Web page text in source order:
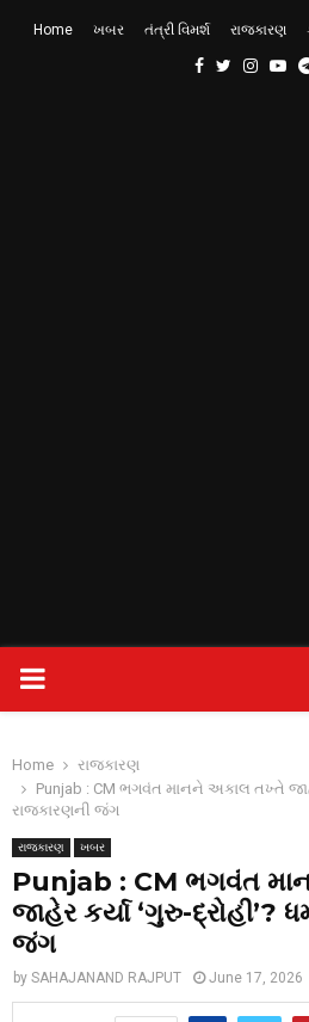
Home ખબર તંત્રી વિમર્શ રાજકારણ
Facebook
Twitter
PRIMARY
Home
રાજકારણ
Punjab : CM ભગવંત માનને અકાલ તખ્તે
રાજકારણની જંગ
રાજકારણ ખબર
Punjab : CM ભગવંત
જાહેર કર્યા ‘ગુરુ-દ્રોહી’?
જંગ
by SAHAJANAND RAJPUT June 17, 2026